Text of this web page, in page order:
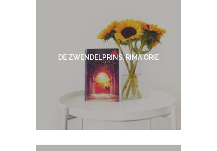
DE ZWENDELPRINS, RIMA ORIE